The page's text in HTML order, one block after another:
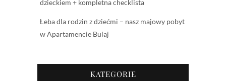
dzieckiem + kompletna checklista
Łeba dla rodzin z dziećmi – nasz majowy pobyt
w Apartamencie Bulaj
KATEGORIE